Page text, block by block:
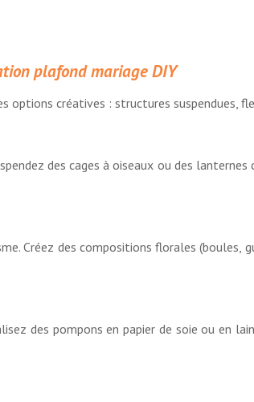
plafond mariage DIY
créatives : structures suspendues,
des cages à oiseaux ou des
Créez des compositions florales (boules,
des pompons en papier de soie ou en